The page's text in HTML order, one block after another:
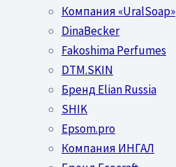
Компания «UralSoap»
DinaBecker
Fakoshima Perfumes
DTM.SKIN
Бренд Elian Russia
SHIK
Epsom.pro
Компания ИНГАЛ